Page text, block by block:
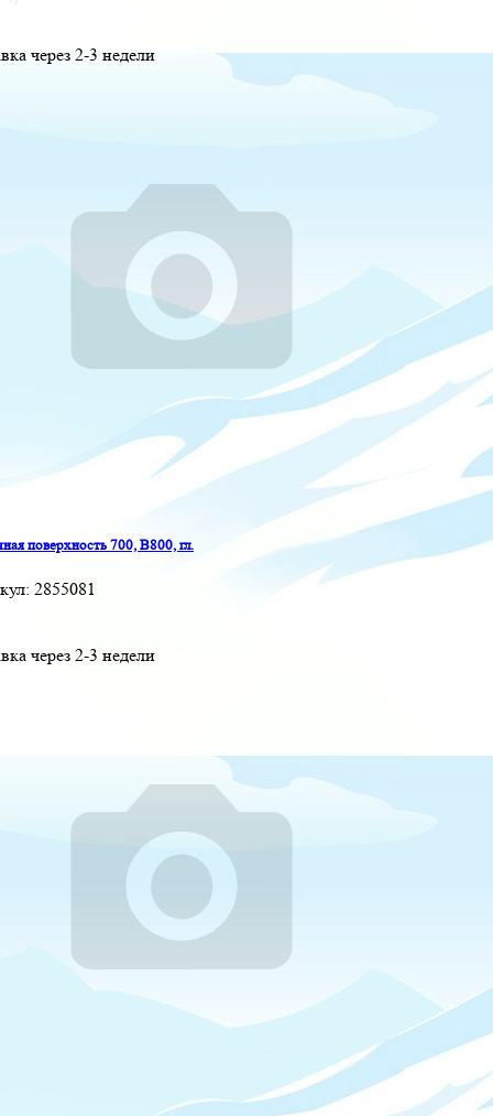
через 2-3 недели
поверхность 700, B800, гл.
2855081
через 2-3 недели